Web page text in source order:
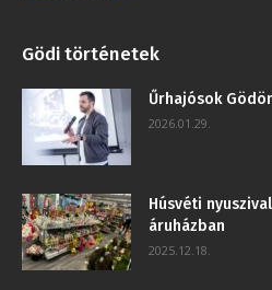
Gödi történetek
Űrhajósok
2026.01.29.
Húsvéti
áruházban
2025.12.18.